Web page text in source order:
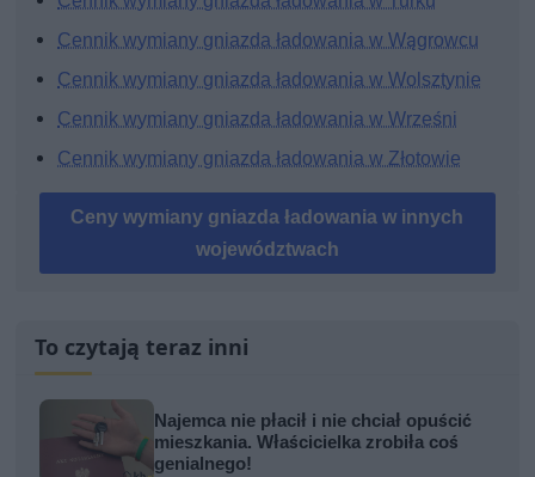
Cennik wymiany gniazda ładowania w Wągrowcu
Cennik wymiany gniazda ładowania w Wolsztynie
Cennik wymiany gniazda ładowania w Wrześni
Cennik wymiany gniazda ładowania w Złotowie
Ceny wymiany gniazda ładowania w innych
województwach
To czytają teraz inni
Najemca nie płacił i nie chciał opuścić
mieszkania. Właścicielka zrobiła coś
genialnego!